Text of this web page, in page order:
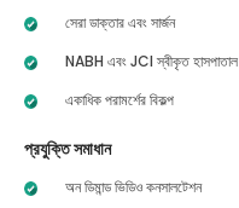
সেরা ডাক্তার এবং সার্জন
NABH এবং JCI স্বীকৃত হাসপাতাল
একাধিক পরামর্শের বিকল্প
প্রযুক্তি সমাধান
অন ডিমান্ড ভিডিও কনসালটেশন